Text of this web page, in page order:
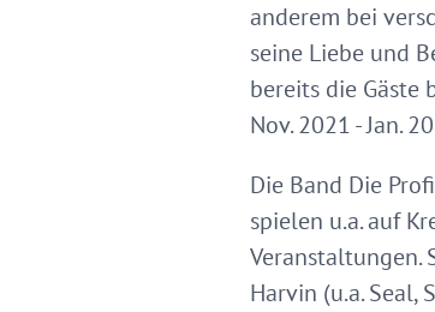
anderem bei
seine Liebe und
bereits die Gäste
Nov. 2021 - Jan.
Die Band Die
spielen u.a. auf
Veranstaltungen.
Harvin (u.a. Seal,